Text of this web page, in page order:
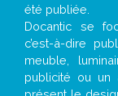
été publiée.
Docantic se
c’est-à-dire
meuble,
publicité ou un